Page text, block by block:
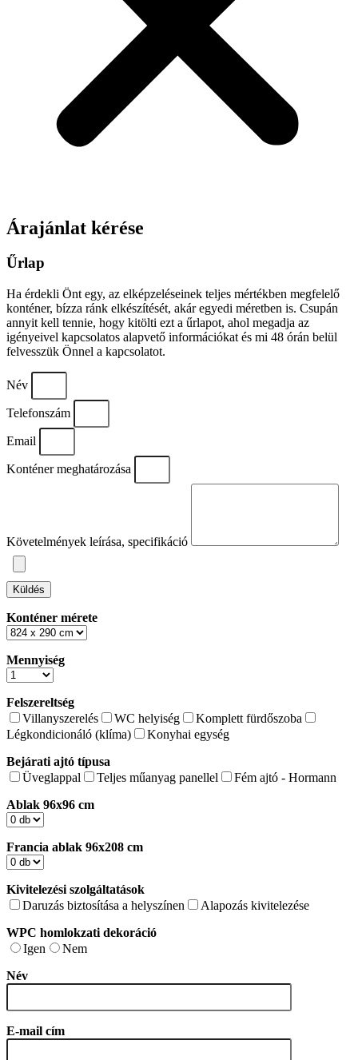
Árajánlat kérése
Űrlap
Ha érdekli Önt egy, az elképzeléseinek teljes mértékben megfelelő
konténer, bízza ránk elkészítését, akár egyedi méretben is. Csupán
annyit kell tennie, hogy kitölti ezt a űrlapot, ahol megadja az
igényeivel kapcsolatos alapvető információkat és mi 48 órán belül
felvesszük Önnel a kapcsolatot.
Név
Telefonszám
Email
Konténer meghatározása
Követelmények leírása, specifikáció
Küldés
Konténer mérete
Mennyiség
Felszereltség
Villanyszerelés
WC helyiség
Komplett fürdőszoba
Légkondicionáló (klíma)
Konyhai egység
Bejárati ajtó típusa
Üveglappal
Teljes műanyag panellel
Fém ajtó - Hormann
Ablak 96x96 cm
Francia ablak 96x208 cm
Kivitelezési szolgáltatások
Daruzás biztosítása a helyszínen
Alapozás kivitelezése
WPC homlokzati dekoráció
Igen
Nem
Név
E-mail cím